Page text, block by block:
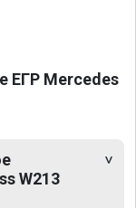
ЕГР Mercedes
W213